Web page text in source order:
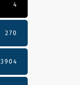
4
270
3904